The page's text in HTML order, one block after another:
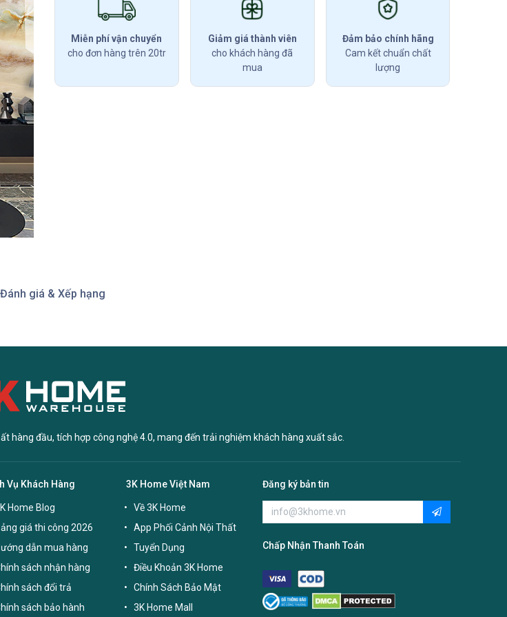
Miễn phí vận chuyển
cho đơn hàng trên 20tr
Giảm giá thành viên
cho khách hàng đã
mua
Đảm bảo chính hãng
Cam kết chuẩn chất
lượng
Đánh giá & Xếp hạng
hàng đầu, tích hợp công nghệ 4.0, mang đến trải nghiệm khách hàng xuất sắc.
Vụ Khách Hàng
Home Blog
giá thi công 2026
dẫn mua hàng
sách nhận hàng
sách đổi trả
sách bảo hành
3K Home Việt Nam
Về 3K Home
App Phối Cảnh Nội Thất
Tuyển Dụng
Điều Khoản 3K Home
Chính Sách Bảo Mật
3K Home Mall
Đăng ký bản tin
Chấp Nhận Thanh Toán